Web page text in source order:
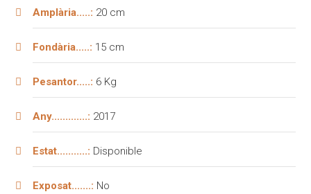
Amplària.....: 20 cm
Fondària.....: 15 cm
Pesantor.....: 6 Kg
Any.............: 2017
Estat...........: Disponible
Exposat.......: No